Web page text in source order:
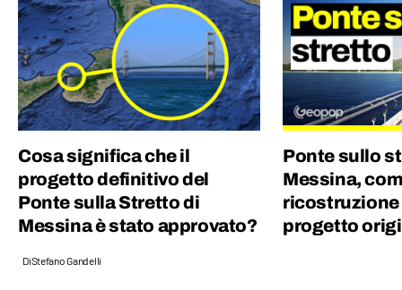
Cosa significa che il
progetto definitivo del
Ponte sulla Stretto di
Messina è stato approvato?
DiStefano Gandelli
Ponte sullo
Messina,
ricostruzione
progetto